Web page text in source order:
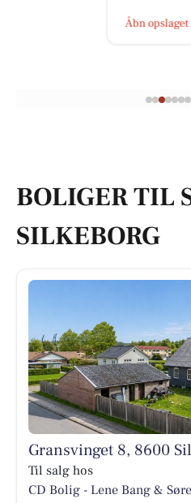
Åbn opslaget
BOLIGER TIL
SILKEBORG
Gransvinget 8, 8600
Til salg hos
CD Bolig - Lene Bang &